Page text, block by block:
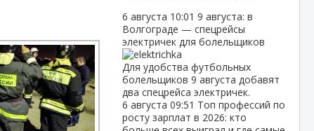
6 августа 10:01 9 августа: в
Волгограде — спецрейсы
электричек для болельщиков
Для удобства футбольных
болельщиков 9 августа добавят
два спецрейса электричек.
6 августа 09:51 Топ профессий по
росту зарплат в 2026: кто